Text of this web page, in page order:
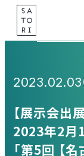
Skip
content
2023.02.03
【展示会出展
2023年2月
「第5回 【